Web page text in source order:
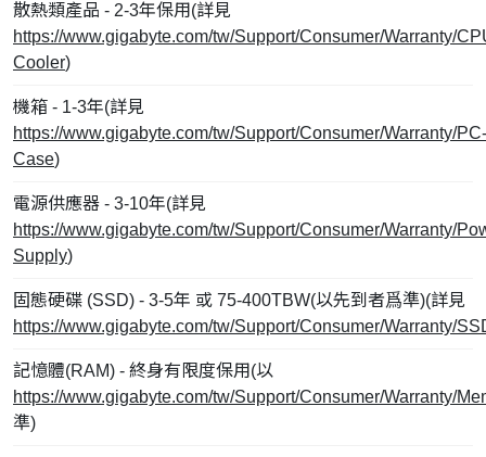
散熱類產品 - 2-3年保用(詳見
https://www.gigabyte.com/tw/Support/Consumer/Warranty/
Cooler)
機箱 - 1-3年(詳見
https://www.gigabyte.com/tw/Support/Consumer/Warranty/PC-
Case)
電源供應器 - 3-10年(詳見
https://www.gigabyte.com/tw/Support/Consumer/Warranty/
Supply)
固態硬碟 (SSD) - 3-5年 或 75-400TBW(以先到者爲準)(詳見
https://www.gigabyte.com/tw/Support/Consumer/Warranty/
記憶體(RAM) - 終身有限度保用(以
https://www.gigabyte.com/tw/Support/Consumer/Warranty/
準)